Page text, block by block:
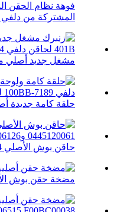
فوهة نظام الحقن
المشتركة من دلفي L...
مشغل جديد أصلي
حلقة كامة جديدة
حاقن بوش الأصلي 044...
مضخة حقن بوش